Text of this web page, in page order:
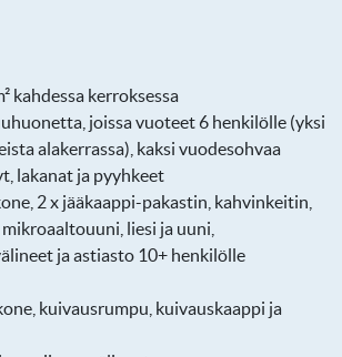
kahdessa kerroksessa
joissa vuoteet 6 henkilölle (yksi
alakerrassa), kaksi vuodesohvaa
lakanat ja pyyhkeet
2 x jääkaappi-pakastin, kahvinkeitin,
liesi ja uuni,
ja astiasto 10+ henkilölle
kuivausrumpu, kuivauskaappi ja